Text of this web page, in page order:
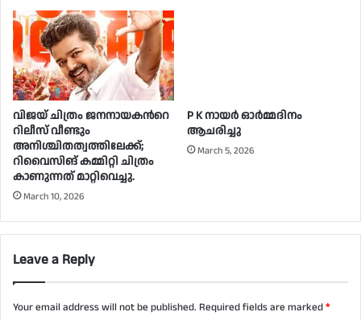
വിജയ് ചിത്രം ജനനായകന്‍റെ
റിലീസ് വീണ്ടും
അനിശ്ചിതത്വത്തിലേക്ക്;
റിവൈസിങ് കമ്മിറ്റി ചിത്രം
കാണുന്നത് മാറ്റിവെച്ചു.
March 10, 2026
P K നായർ ഓർമ്മദിനം
ആചരിച്ചു
March 5, 2026
Leave a Reply
Your email address will not be published. Required fields are marked*